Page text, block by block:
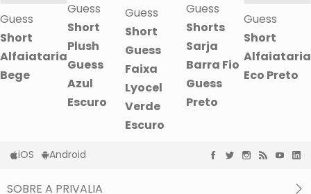
Guess
Short
Alfaiataria
Bege
Guess
Short
Plush
Guess
Azul
Escuro
Guess
Short
Guess
Faixa
Lyocel
Verde
Escuro
Guess
Shorts
Sarja
Barra Fio
Guess
Preto
Guess
Short
Alfaiataria
Eco Preto
iOS Android
SOBRE A PRIVALIA